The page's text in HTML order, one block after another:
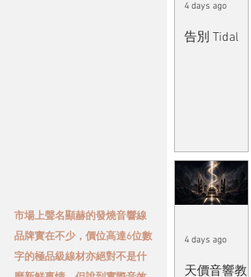
市場上聲名顯赫的發燒音響線
品牌實在不少，價位高達6位數
字的極品級線材亦絕對不是什
告別 Tidal
4 days ago
天價音響教
4 days ago